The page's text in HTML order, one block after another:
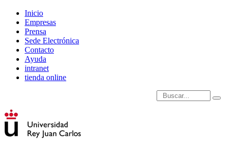
Inicio
Empresas
Prensa
Sede Electrónica
Contacto
Ayuda
intranet
tienda online
Introduce términos de